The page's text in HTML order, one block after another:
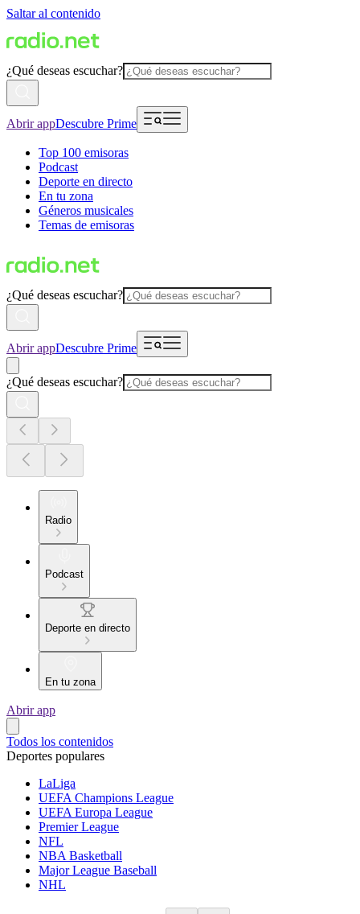
Saltar al contenido
¿Qué deseas escuchar?
Abrir appDescubre Prime
Top 100 emisoras
Podcast
Deporte en directo
En tu zona
Géneros musicales
Temas de emisoras
¿Qué deseas escuchar?
Abrir appDescubre Prime
¿Qué deseas escuchar?
Radio
Podcast
Deporte en directo
En tu zona
Abrir app
Todos los contenidos
Deportes populares
LaLiga
UEFA Champions League
UEFA Europa League
Premier League
NFL
NBA Basketball
Major League Baseball
NHL